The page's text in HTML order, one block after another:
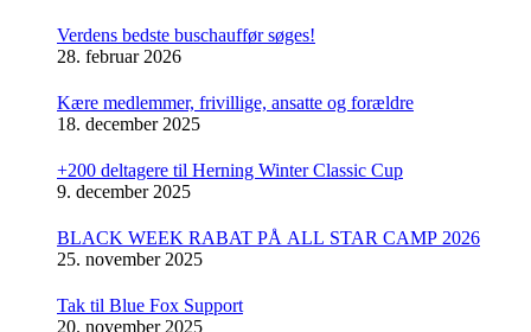
Verdens bedste buschauffør søges!
28. februar 2026
Kære medlemmer, frivillige, ansatte og forældre
18. december 2025
+200 deltagere til Herning Winter Classic Cup
9. december 2025
BLACK WEEK RABAT PÅ ALL STAR CAMP 2026
25. november 2025
Tak til Blue Fox Support
20. november 2025